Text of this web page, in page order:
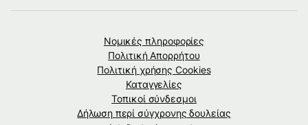
Νομικές πληροφορίες
Πολιτική Απορρήτου
Πολιτική χρήσης Cookies
Καταγγελίες
Τοπικοί σύνδεσμοι
Δήλωση περί σύγχρονης δουλείας